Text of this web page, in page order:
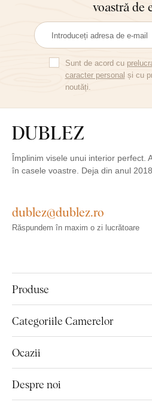
voastră de
Sunt de acord cu
caracter personal și cu
noutăți.
Împlinim visele unui interior perfect.
în casele voastre. Deja din anul
Produse
Categoriile Camerelor
Ocazii
Despre noi
dublez@dublez.ro
Răspundem în maxim o zi lucrătoare